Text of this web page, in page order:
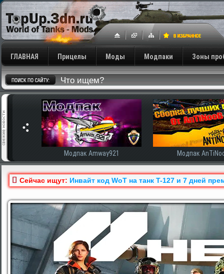
ГЛАВНАЯ Прицелы Моды Модпаки Зоны
Модпак Amway921 Модпак AnTiNooB
Сейчас ищут: Инвайт код WoT на танк T-127 и 7 дней